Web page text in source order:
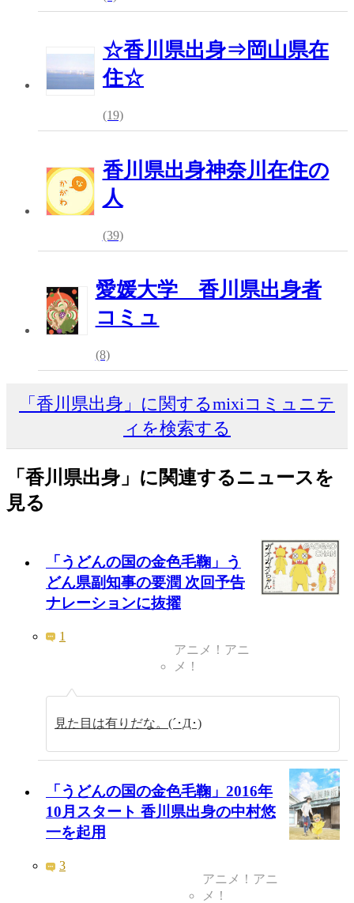
☆香川県出身⇒岡山県在
住☆
(19)
香川県出身神奈川在住の
人
(39)
愛媛大学 香川県出身者
コミュ
(8)
「香川県出身」に関するmixiコミュニテ
ィを検索する
「香川県出身」に関連するニュースを
見る
「うどんの国の金色毛鞠」う
どん県副知事の要潤 次回予告
ナレーションに抜擢
1
アニメ！アニ
メ！
見た目は有りだな。(´･Д･)
「うどんの国の金色毛鞠」2016年
10月スタート 香川県出身の中村悠
一を起用
3
アニメ！アニ
メ！